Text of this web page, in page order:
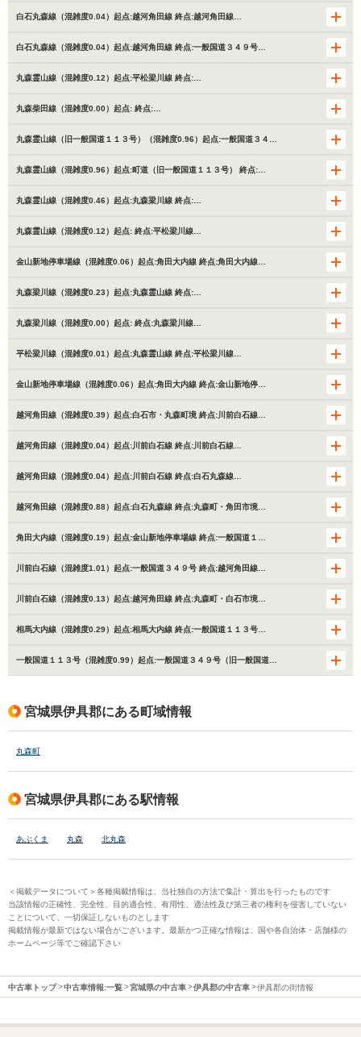
白石丸森線（混雑度0.04）起点:越河角田線 終点:越河角田線…
白石丸森線（混雑度0.04）起点:越河角田線 終点:一般国道３４９号…
丸森霊山線（混雑度0.12）起点:平松梁川線 終点:…
丸森柴田線（混雑度0.00）起点: 終点:…
丸森霊山線（旧一般国道１１３号）（混雑度0.96）起点:一般国道３４…
丸森霊山線（混雑度0.96）起点:町道（旧一般国道１１３号） 終点:…
丸森霊山線（混雑度0.46）起点:丸森梁川線 終点:…
丸森霊山線（混雑度0.12）起点: 終点:平松梁川線…
金山新地停車場線（混雑度0.06）起点:角田大内線 終点:角田大内線…
丸森梁川線（混雑度0.23）起点:丸森霊山線 終点:…
丸森梁川線（混雑度0.00）起点: 終点:丸森梁川線…
平松梁川線（混雑度0.01）起点:丸森霊山線 終点:平松梁川線…
金山新地停車場線（混雑度0.06）起点:角田大内線 終点:金山新地停…
越河角田線（混雑度0.39）起点:白石市・丸森町境 終点:川前白石線…
越河角田線（混雑度0.04）起点:川前白石線 終点:川前白石線…
越河角田線（混雑度0.04）起点:川前白石線 終点:白石丸森線…
越河角田線（混雑度0.88）起点:白石丸森線 終点:丸森町・角田市境…
角田大内線（混雑度0.19）起点:金山新地停車場線 終点:一般国道１…
川前白石線（混雑度1.01）起点:一般国道３４９号 終点:越河角田線…
川前白石線（混雑度0.13）起点:越河角田線 終点:丸森町・白石市境…
相馬大内線（混雑度0.29）起点:相馬大内線 終点:一般国道１１３号…
一般国道１１３号（混雑度0.99）起点:一般国道３４９号（旧一般国道…
宮城県伊具郡にある町域情報
丸森町
宮城県伊具郡にある駅情報
あぶくま 丸森 北丸森
＜掲載データについて＞各種掲載情報は、当社独自の方法で集計・算出を行ったものです
当該情報の正確性、完全性、目的適合性、有用性、適法性及び第三者の権利を侵害していない
ことについて、一切保証しないものとします
掲載情報が最新ではない場合がございます。最新かつ正確な情報は、国や各自治体・店舗様の
ホームページ等でご確認下さい
中古車トップ 中古車情報:一覧 宮城県の中古車 伊具郡の中古車 伊具郡の街情報